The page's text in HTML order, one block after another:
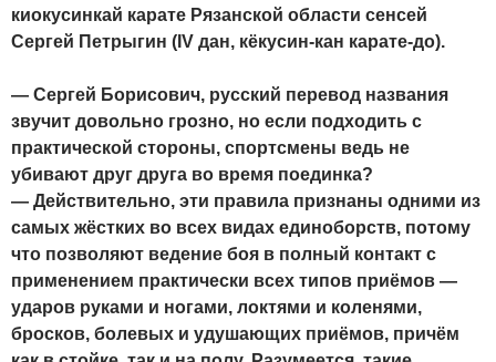
киокусинкай карате Рязанской области сенсей
Сергей Петрыгин (IV дан, кёкусин-кан карате-до).
— Сергей Борисович, русский перевод названия
звучит довольно грозно, но если подходить с
практической стороны, спортсмены ведь не
убивают друг друга во время поединка?
— Действительно, эти правила признаны одними из
самых жёстких во всех видах единоборств, потому
что позволяют ведение боя в полный контакт с
применением практически всех типов приёмов —
ударов руками и ногами, локтями и коленями,
бросков, болевых и удушающих приёмов, причём